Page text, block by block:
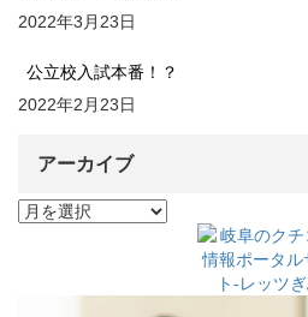
2022年3月23日
公立校入試本番！？
2022年2月23日
アーカイブ
ア